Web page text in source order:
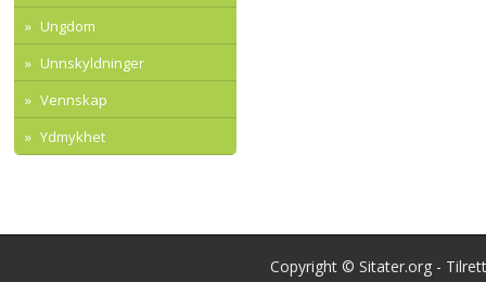
Ungdom
Unnskyldninger
Vennskap
Ydmykhet
Copyright © Sitater.org -